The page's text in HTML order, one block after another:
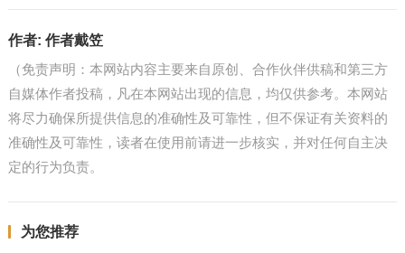
作者: 作者戴笠
（免责声明：本网站内容主要来自原创、合作伙伴供稿和第三方
自媒体作者投稿，凡在本网站出现的信息，均仅供参考。本网站
将尽力确保所提供信息的准确性及可靠性，但不保证有关资料的
准确性及可靠性，读者在使用前请进一步核实，并对任何自主决
定的行为负责。
为您推荐